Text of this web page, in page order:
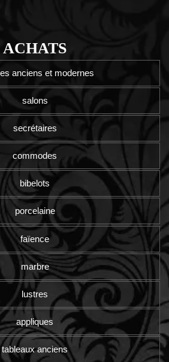
ACHATS
anciens et modernes
salons
secrétaires
commodes
bibelots
porcelaine
faïence
marbre
lustres
appliques
tableaux anciens